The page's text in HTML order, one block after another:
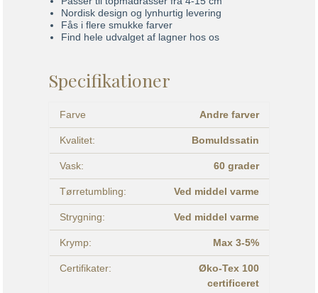
Nordisk design og lynhurtig levering
Fås i flere smukke farver
Find hele udvalget af lagner hos os
Specifikationer
Farve Andre farver
Kvalitet: Bomuldssatin
Vask: 60 grader
Tørretumbling: Ved middel varme
Strygning: Ved middel varme
Krymp: Max 3-5%
Certifikater:
Øko-Tex 100
certificeret